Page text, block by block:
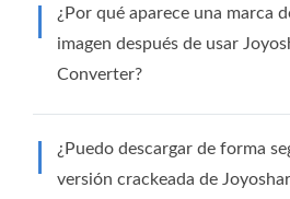
¿Por qué aparece una marca
imagen después de usar
Converter?
¿Puedo descargar de forma
versión crackeada de